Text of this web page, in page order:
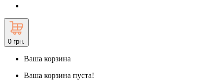
0 грн.
Ваша корзина
Ваша корзина пуста!